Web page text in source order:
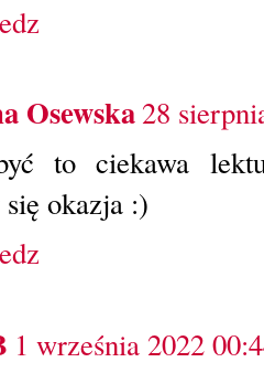
Osewska28
to ciekawa
okazja :)
1 września 2022